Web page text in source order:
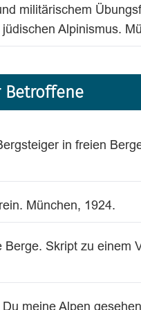
militärischem
Alpinismus.
Betroffene
in freien
München, 1924.
Skript zu einem
meine Alpen